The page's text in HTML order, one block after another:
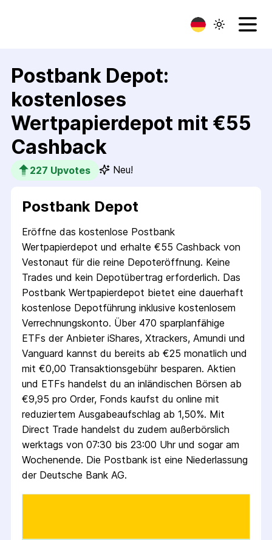
Postbank Depot:
kostenloses
Wertpapierdepot mit €55
Cashback
227 Upvotes Neu!
Postbank Depot
Eröffne das kostenlose Postbank
Wertpapierdepot und erhalte €55 Cashback von
Vestonaut für die reine Depoteröffnung. Keine
Trades und kein Depotübertrag erforderlich. Das
Postbank Wertpapierdepot bietet eine dauerhaft
kostenlose Depotführung inklusive kostenlosem
Verrechnungskonto. Über 470 sparplanfähige
ETFs der Anbieter iShares, Xtrackers, Amundi und
Vanguard kannst du bereits ab €25 monatlich und
mit €0,00 Transaktionsgebühr besparen. Aktien
und ETFs handelst du an inländischen Börsen ab
€9,95 pro Order, Fonds kaufst du online mit
reduziertem Ausgabeaufschlag ab 1,50%. Mit
Direct Trade handelst du zudem außerbörslich
werktags von 07:30 bis 23:00 Uhr und sogar am
Wochenende. Die Postbank ist eine Niederlassung
der Deutsche Bank AG.